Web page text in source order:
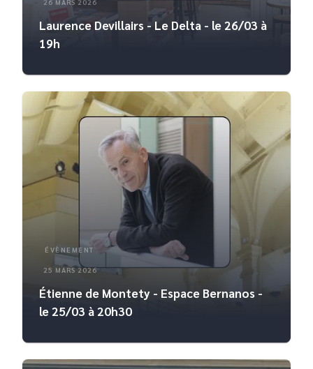
26 MARS 2026
Laurence Devillairs - Le Delta - le 26/03 à
19h
ÉVÈNEMENT
25 MARS 2026
Étienne de Montety - Espace Bernanos -
le 25/03 à 20h30